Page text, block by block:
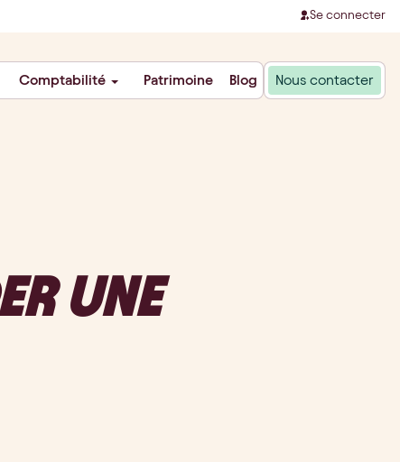
Se connecter
Comptabilité Patrimoine Blog Nous contacter
UNE